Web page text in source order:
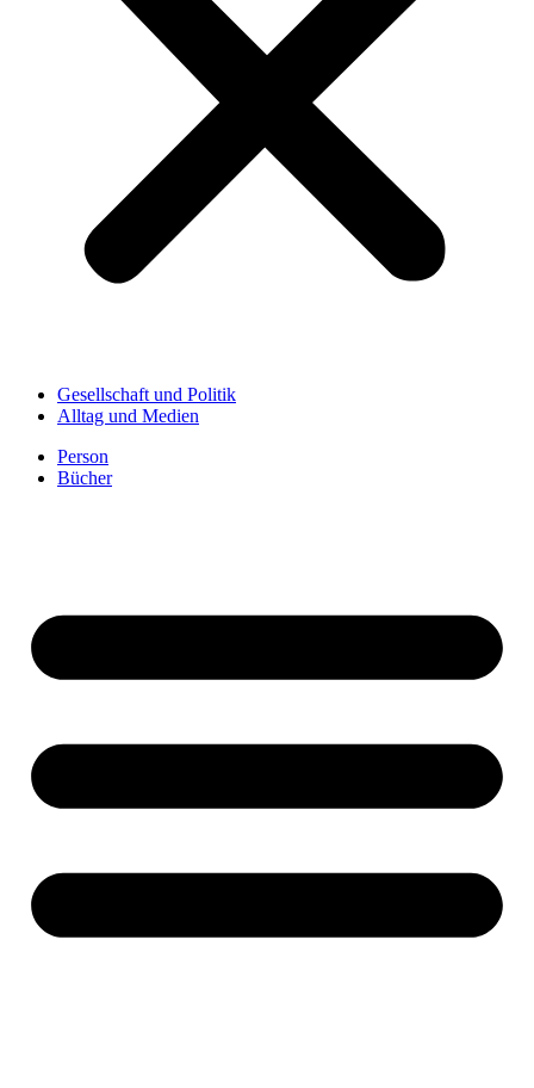
Gesellschaft und Politik
Alltag und Medien
Person
Bücher